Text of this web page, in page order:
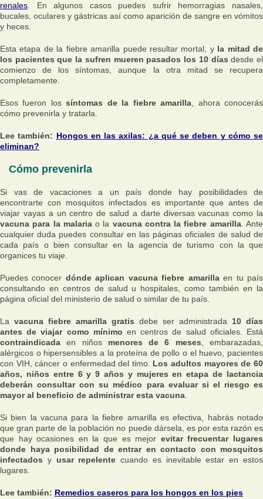
renales . En algunos casos puedes sufrir hemorragias nasales,
bucales, oculares y gástricas así como aparición de sangre en vómitos
y heces.
Esta etapa de la fiebre amarilla puede resultar mortal, y la mitad de
los pacientes que la sufren mueren pasados los 10 días desde el
comienzo de los síntomas, aunque la otra mitad se recupera
completamente.
Esos fueron lossíntomas de la fiebre amarilla , ahora conocerás
cómo prevenirla y tratarla.
Lee también: Hongos en las axilas: ¿a qué se deben y cómo se
eliminan?
Cómo prevenirla
Si vas de vacaciones a un país donde hay posibilidades de
encontrarte con mosquitos infectados es importante que antes de
viajar vayas a un centro de salud a darte diversas vacunas como la
vacuna para la malariao la vacuna contra la fiebre amarilla. Ante
cualquier duda puedes consultar en las páginas oficiales de salud de
cada país o bien consultar en la agencia de turismo con la que
organices tu viaje.
Puedes conocer dónde aplican vacuna fiebre amarillaen tu país
consultando en centros de salud u hospitales, como también en la
página oficial del ministerio de salud o similar de tu país.
La vacuna fiebre amarilla gratis debe ser administrada 10 días
antes de viajar como mínimo en centros de salud oficiales. Está
contraindicada en niños menores de 6 meses , embarazadas,
alérgicos o hipersensibles a la proteína de pollo o el huevo, pacientes
con VIH, cáncer o enfermedad del timo. Los adultos mayores de 60
años, niños entre 6 y 9 años y mujeres en etapa de lactancia
deberán consultar con su médico para evaluar si el riesgo es
mayor al beneficio de administrar esta vacuna
Si bien la vacuna para la fiebre amarilla es efectiva, habrás notado
que gran parte de la población no puede dársela, es por esta razón es
que hay ocasiones en la que es mejor evitar frecuentar lugares
donde haya posibilidad de entrar en contacto con mosquitos
infectados y usar repelente cuando es inevitable estar en estos
lugares.
Lee también: Remedios caseros para los hongos en los pies